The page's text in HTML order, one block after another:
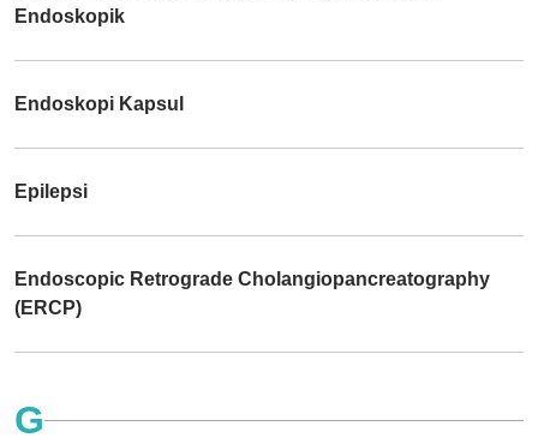
Endoskopik
Endoskopi Kapsul
Epilepsi
Endoscopic Retrograde Cholangiopancreatography
(ERCP)
G